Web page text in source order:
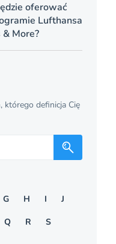
oferować
Lufthansa
More?
definicja Cię
G H I
J
Q R
S